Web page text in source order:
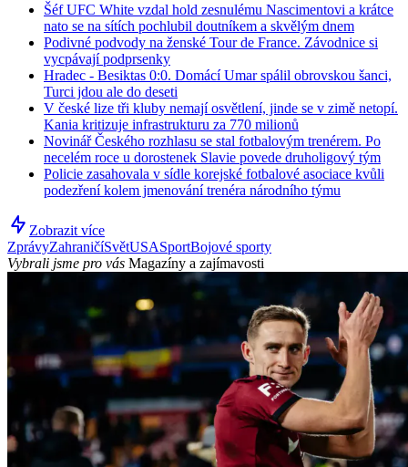
Šéf UFC White vzdal hold zesnulému Nascimentovi a krátce
nato se na sítích pochlubil doutníkem a skvělým dnem
Podivné podvody na ženské Tour de France. Závodnice si
vycpávají podprsenky
Hradec - Besiktas 0:0. Domácí Umar spálil obrovskou šanci,
Turci jdou ale do deseti
V české lize tři kluby nemají osvětlení, jinde se v zimě netopí.
Kania kritizuje infrastrukturu za 770 milionů
Novinář Českého rozhlasu se stal fotbalovým trenérem. Po
necelém roce u dorostenek Slavie povede druholigový tým
Policie zasahovala v sídle korejské fotbalové asociace kvůli
podezření kolem jmenování trenéra národního týmu
Zobrazit více
ZprávyZahraničíSvětUSASportBojové sporty
Vybrali jsme pro vás Magazíny a zajímavosti